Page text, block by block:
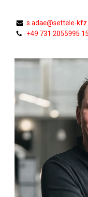
s.adae@settele-
+49 731 2055995 15